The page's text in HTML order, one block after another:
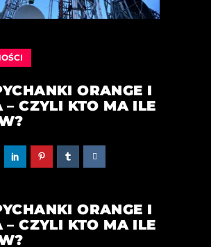
ORANGE I
– CZYLI KTO MA ILE
ORANGE I
– CZYLI KTO MA ILE